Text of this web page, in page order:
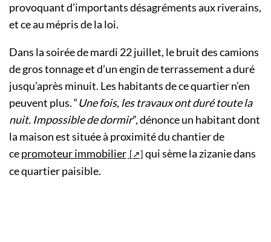
provoquant d’importants désagréments aux riverains,
et ce au mépris de la loi.
Dans la soirée de mardi 22 juillet, le bruit des camions
de gros tonnage et d’un engin de terrassement a duré
jusqu’après minuit. Les habitants de ce quartier n’en
peuvent plus. “Une fois, les travaux ont duré toute la
nuit. Impossible de dormir”, dénonce un habitant dont
la maison est située à proximité du chantier de
cepromoteur immobilier
qui sème la zizanie dans
ce quartier paisible.